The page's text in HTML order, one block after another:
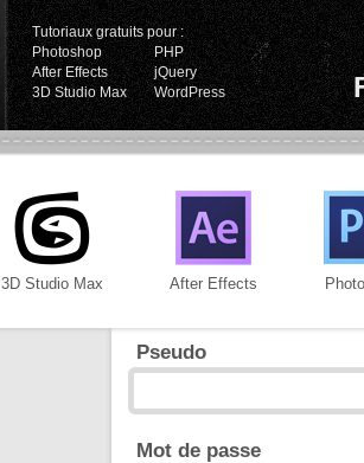
Tutoriaux gratuits pour :
Photoshop
PHP
After Effects
jQuery
3D Studio Max
WordPress
3D Studio Max After Effects
Pseudo
Mot de passe